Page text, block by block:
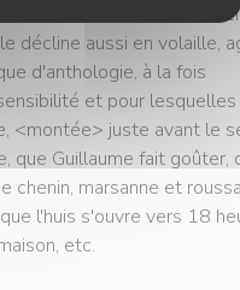
relevés d'une touche de
décline aussi en volaille,
d'anthologie, à la fois
et pour lesquelles
<montée> juste avant le
que Guillaume fait goûter,
chenin, marsanne et
l'huis s'ouvre vers 18
etc.